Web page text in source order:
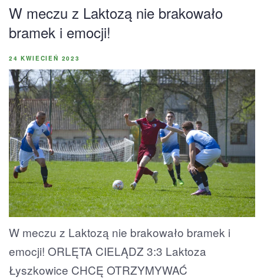
W meczu z Laktozą nie brakowało
bramek i emocji!
24 KWIECIEŃ 2023
W meczu z Laktozą nie brakowało bramek i
emocji! ORLĘTA CIELĄDZ 3:3 Laktoza
Łyszkowice CHCĘ OTRZYMYWAĆ